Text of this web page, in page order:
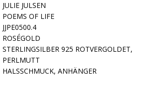
JULIE JULSEN
POEMS OF LIFE
JJPE0500.4
ROSÉGOLD
STERLINGSILBER 925 ROTVERGOLDET,
PERLMUTT
HALSSCHMUCK, ANHÄNGER